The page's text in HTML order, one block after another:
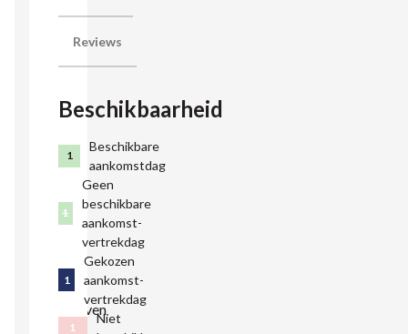
2006,
schapen,
waardoor
boerenleven
Reviews
Beschikbaarheid
1
Beschikbare
aankomstdag
1
Geen
beschikbare
aankomst-
vertrekdag
1
Gekozen
aankomst-
vertrekdag
1
Niet